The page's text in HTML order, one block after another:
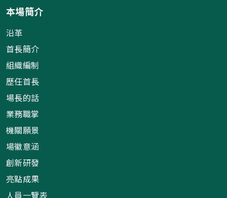
本場簡介
沿革
首長簡介
組織編制
歷任首長
場長的話
業務職掌
機關願景
場徽意涵
創新研發
亮點成果
人員一覽表